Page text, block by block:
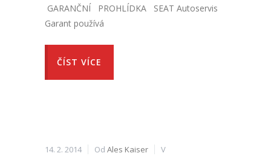
GARANČNÍ PROHLÍDKA SEAT Autoservis
Garant používá
ČÍST VÍCE
14. 2. 2014 Od Ales Kaiser V